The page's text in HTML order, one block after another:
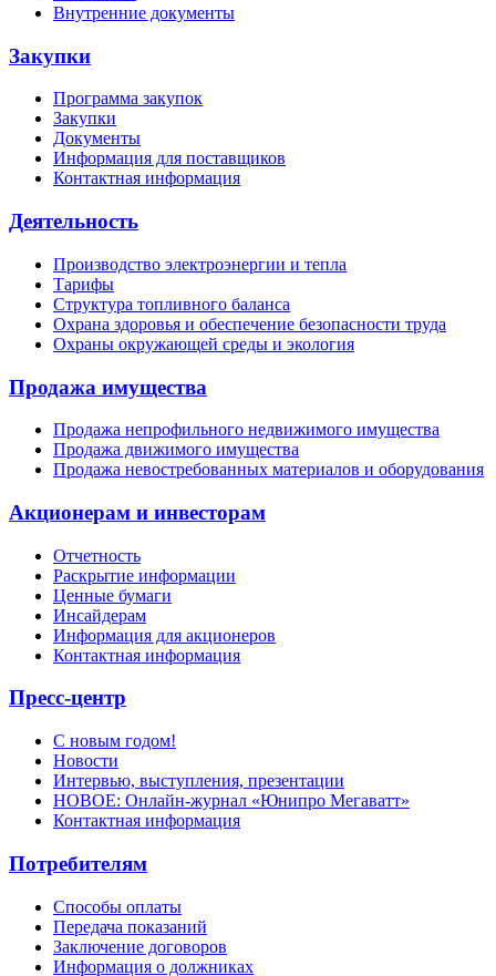
Внутренние документы
Закупки
Программа закупок
Закупки
Документы
Информация для поставщиков
Контактная информация
Деятельность
Производство электроэнергии и тепла
Тарифы
Структура топливного баланса
Охрана здоровья и обеспечение безопасности труда
Охраны окружающей среды и экология
Продажа имущества
Продажа непрофильного недвижимого имущества
Продажа движимого имущества
Продажа невостребованных материалов и оборудования
Акционерам и инвесторам
Отчетность
Раскрытие информации
Ценные бумаги
Инсайдерам
Информация для акционеров
Контактная информация
Пресс-центр
С новым годом!
Новости
Интервью, выступления, презентации
НОВОЕ: Онлайн-журнал «Юнипро Мегаватт»
Контактная информация
Потребителям
Способы оплаты
Передача показаний
Заключение договоров
Информация о должниках